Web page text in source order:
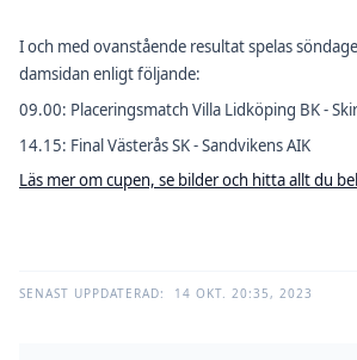
I och med ovanstående resultat spelas
damsidan enligt följande:
09.00: Placeringsmatch Villa Lidköping BK -
14.15: Final Västerås SK - Sandvikens AIK
Läs mer om cupen, se bilder och hitta allt du
SENAST UPPDATERAD: 14 OKT. 20:35, 2023